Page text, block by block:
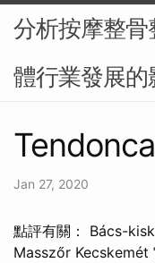
分析按摩整
體行業發展的
Jan 27, 2020
點評有關： Bács-
Masszőr Kecskemét